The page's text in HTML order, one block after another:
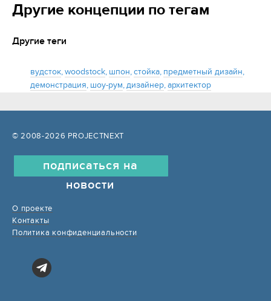
Другие концепции по тегам
Другие теги
вудсток,woodstock, шпон,стойка, предметный дизайн,
демонстрация, шоу-рум,дизайнер,архитектор
© 2008-2026 PROJECTNEXT
подписаться на
новости
О проекте
Контакты
Политика конфиденциальности